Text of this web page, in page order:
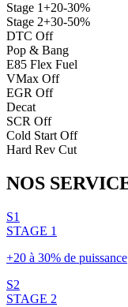
Stage 1+20-30%
Stage 2+30-50%
DTC Off
Pop & Bang
E85 Flex Fuel
VMax Off
EGR Off
Decat
SCR Off
Cold Start Off
Hard Rev Cut
NOS
S1
STAGE 1
+20 à 30% de puissance
S2
STAGE 2